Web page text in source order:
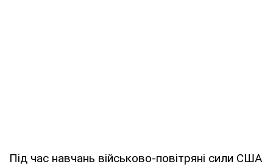
Під час навчань військово-повітряні сили США